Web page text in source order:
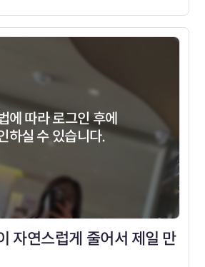
에 따라 로그인 후에
하실 수 있습니다.
자연스럽게 줄어서 제일 만